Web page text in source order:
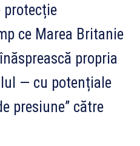
protecție
ce Marea Britanie
propria
— cu potențiale
presiune” către